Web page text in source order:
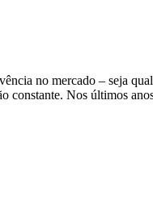
no mercado – seja
constante. Nos últimos